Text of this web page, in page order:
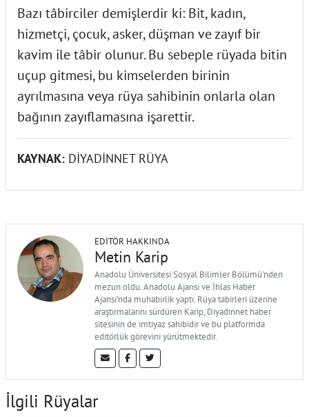
Bazı tâbirciler demişlerdir ki: Bit, kadın,
hizmetçi, çocuk, asker, düşman ve zayıf bir
kavim ile tâbir olunur. Bu sebeple rüyada bitin
uçup gitmesi, bu kimselerden birinin
ayrılmasına veya rüya sahibinin onlarla olan
bağının zayıflamasına işarettir.
KAYNAK: DİYADİNNET RÜYA
EDITÖR HAKKINDA
Metin Karip
Anadolu Üniversitesi Sosyal Bilimler Bölümü'nden
mezun oldu. Anadolu Ajansı ve İhlas Haber
Ajansı'nda muhabirlik yaptı. Rüya tabirleri üzerine
araştırmalarını sürdüren Karip, Diyadinnet haber
sitesinin de imtiyaz sahibidir ve bu platformda
editörlük görevini yürütmektedir.
İlgili Rüyalar